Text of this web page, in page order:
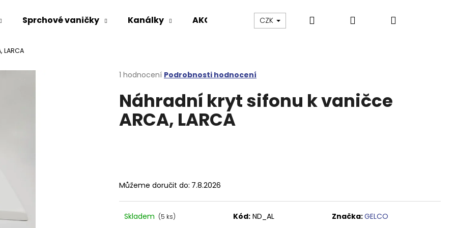
Sprchové vaničky Kanálky AKCE % Výprodej Vany a umyvadla
CZK Hledat PřihlášeníNákupní
Průměrné
produktu
je
5,0
z
1 hodnocení Podrobnosti hodnocení
Náhradní kryt sifonu k vaničce
ARCA, LARCA
Můžeme doručit do: 7.8.2026
Skladem (5 ks) Kód: ND_AL Značka:GELCO
Co potřebujete najít?
HLEDAT
SPRCHOVÁ ZÁSTĚNA 1000 MM VOLCANO CHROM SPRCHOVÉ DVEŘE